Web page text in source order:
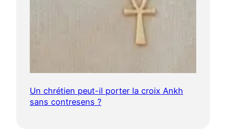
Un chrétien peut-il porter la croix Ankh
sans contresens ?